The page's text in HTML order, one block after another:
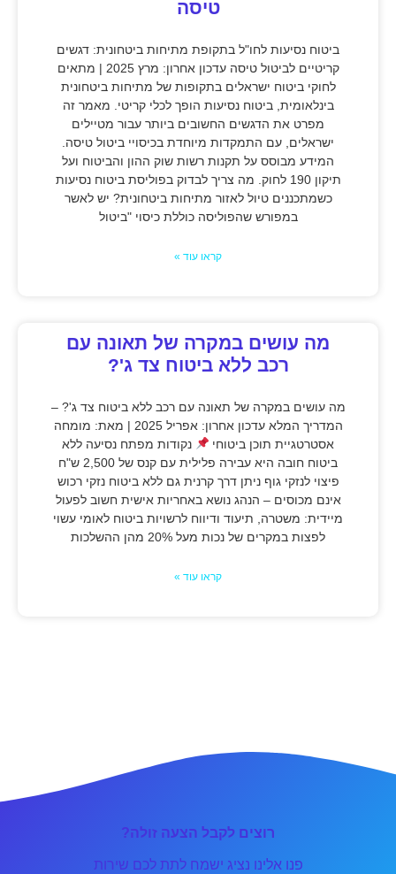
טיסה
ביטוח נסיעות לחו"ל בתקופת מתיחות ביטחונית: דגשים
קריטיים לביטול טיסה עדכון אחרון: מרץ 2025 | מתאים
לחוקי ביטוח ישראלים בתקופות של מתיחות ביטחונית
בינלאומית, ביטוח נסיעות הופך לכלי קריטי. מאמר זה
מפרט את הדגשים החשובים ביותר עבור מטיילים
ישראלים, עם התמקדות מיוחדת בכיסויי ביטול טיסה.
המידע מבוסס על תקנות רשות שוק ההון והביטוח ועל
תיקון 190 לחוק. מה צריך לבדוק בפוליסת ביטוח נסיעות
כשמתכננים טיול לאזור מתיחות ביטחונית? יש לאשר
במפורש שהפוליסה כוללת כיסוי "ביטול
קראו עוד »
מה עושים במקרה של תאונה עם
רכב ללא ביטוח צד ג'?
מה עושים במקרה של תאונה עם רכב ללא ביטוח צד ג'? –
המדריך המלא עדכון אחרון: אפריל 2025 | מאת: מומחה
אסטרטגיית תוכן ביטוחי
נקודות מפתח נסיעה ללא
ביטוח חובה היא עבירה פלילית עם קנס של 2,500 ש"ח
פיצוי לנזקי גוף ניתן דרך קרנית גם ללא ביטוח נזקי רכוש
אינם מכוסים – הנהג נושא באחריות אישית חשוב לפעול
מיידית: משטרה, תיעוד ודיווח לרשויות ביטוח לאומי עשוי
לפצות במקרים של נכות מעל 20% מהן ההשלכות
קראו עוד »
רוצים לקבל הצעה זולה?
פנו אלינו נציג ישמח לתת לכם שירות